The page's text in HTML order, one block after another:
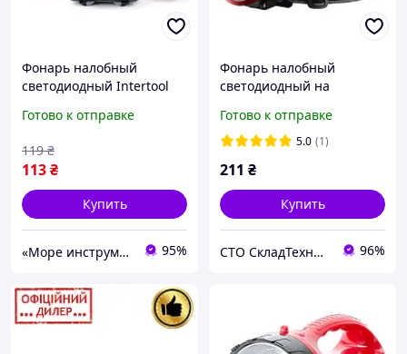
Фонарь налобный
светодиодный Intertool
пылевлагозащищенный
1 Вт+2 LED,
Готово к отправке
113₴
119 ₴
Купить
«Море инструментов» 95%
Фонарь налобный
светодиодный на
пылевлагозащищенный
корпус 3W COB
Готово к отправке
5.0 (1)
211 ₴
Купить
СТО СкладТехника 96%